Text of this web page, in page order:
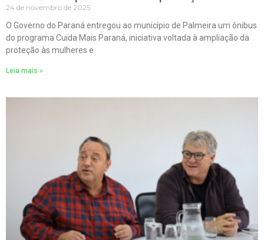
24 de novembro de 2025
O Governo do Paraná entregou ao município de Palmeira um ônibus
do programa Cuida Mais Paraná, iniciativa voltada à ampliação da
proteção às mulheres e
Leia mais »